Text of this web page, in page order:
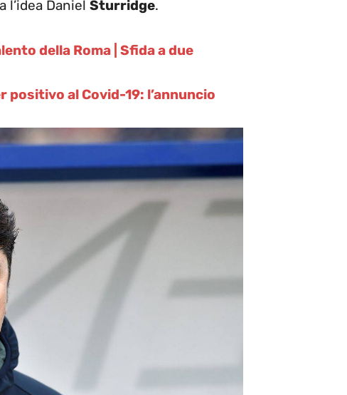
l’idea Daniel Sturridge.
della Roma | Sfida a due
positivo al Covid-19: l’annuncio